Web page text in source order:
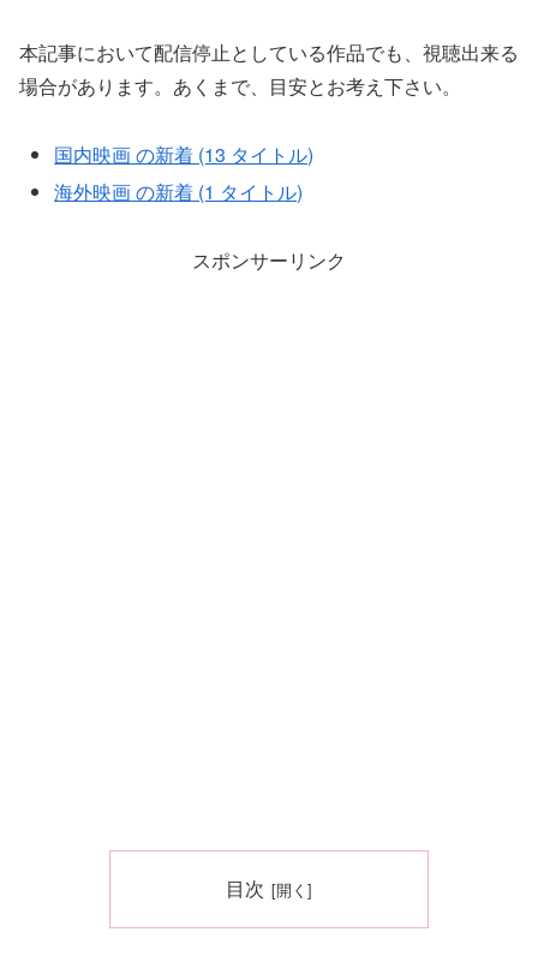
本記事において配信停止としている作品でも、視聴出来る
場合があります。あくまで、目安とお考え下さい。
国内映画 の新着 (13 タイトル)
海外映画 の新着 (1 タイトル)
スポンサーリンク
目次